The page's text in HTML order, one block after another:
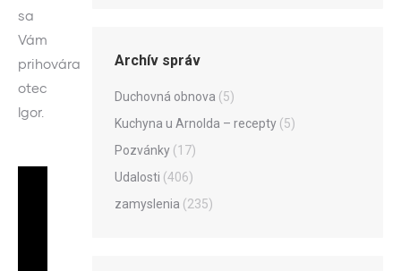
sa
Vám
prihovára
otec
Igor.
Archív správ
Duchovná obnova (5)
Kuchyna u Arnolda – recepty (5)
Pozvánky (17)
Udalosti (406)
zamyslenia (235)